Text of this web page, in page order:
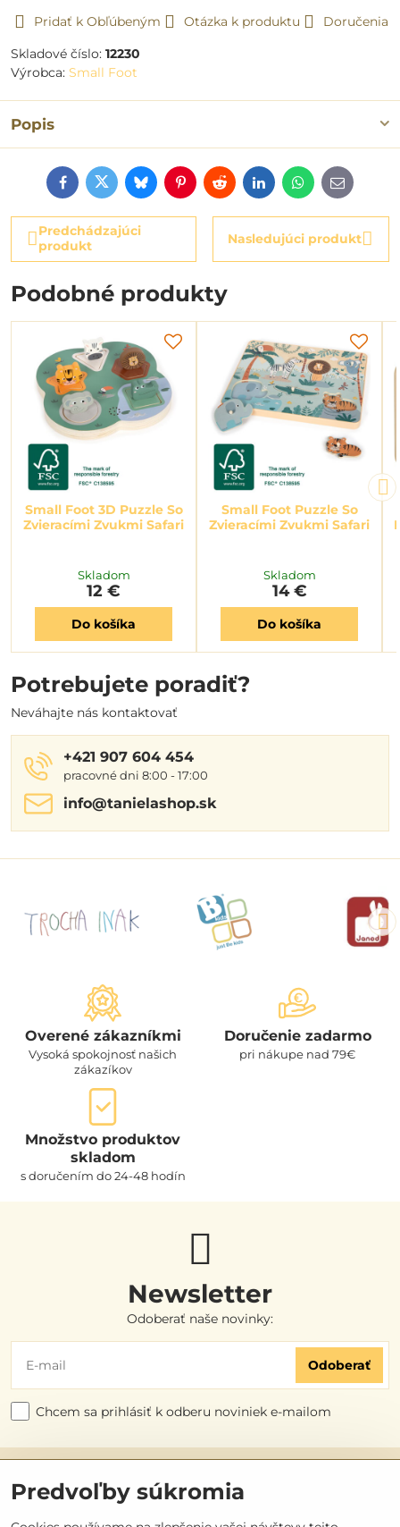
Pridať k Obľúbeným Otázka k produktu
Doručenia
Skladové číslo: 12230
Výrobca: Small Foot
Popis
FacebookTwitterBlueskyPinterestRedditLinkedInWhatsApp
E-
mail
Predchádzajúci
produkt
Nasledujúci produkt
Podobné produkty
Small Foot 3D Puzzle So
Zvieracími Zvukmi Safari
Skladom
12 €
Do košíka
Small Foot Puzzle So
Zvieracími Zvukmi Safari
Skladom
14 €
Do košíka
Potrebujete poradiť?
Neváhajte nás kontaktovať
+421 907 604 454
pracovné dni 8:00 - 17:00
info​@tanielashop​.sk
Overené zákazníkmi
Vysoká spokojnosť našich
zákazíkov
Doručenie zadarmo
pri nákupe nad 79€
Množstvo produktov
skladom
s doručením do 24-48 hodín
Newsletter
Odoberať naše novinky:
Odoberať
Chcem sa prihlásiť k odberu noviniek e-mailom
Užitočné odkazy
Predvoľby súkromia